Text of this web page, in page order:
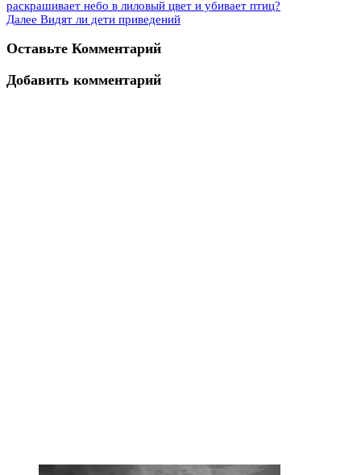
раскрашивает небо в лиловый цвет и убивает птиц?
Далее Видят ли дети приведений
Оставьте Комментарий
Добавить комментарий